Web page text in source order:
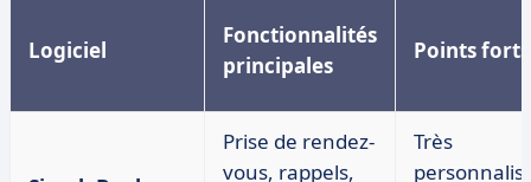
Logiciel
Fonctionnalités
principales
Points forts
Prise de rendez-
vous, rappels,
Très